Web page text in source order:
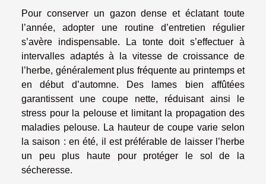
Pour conserver un gazon dense et éclatant toute
l’année, adopter une routine d’entretien régulier
s’avère indispensable. La tonte doit s’effectuer à
intervalles adaptés à la vitesse de croissance de
l’herbe, généralement plus fréquente au printemps et
en début d’automne. Des lames bien affûtées
garantissent une coupe nette, réduisant ainsi le
stress pour la pelouse et limitant la propagation des
maladies pelouse. La hauteur de coupe varie selon
la saison : en été, il est préférable de laisser l’herbe
un peu plus haute pour protéger le sol de la
sécheresse.